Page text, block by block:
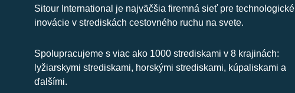
Sitour International je najväčšia firemná sieť pre technologické
inovácie v strediskách cestovného ruchu na svete.
Spolupracujeme s viac ako 1000 strediskami v 8 krajinách:
lyžiarskymi strediskami, horskými strediskami, kúpaliskami a
ďalšími.